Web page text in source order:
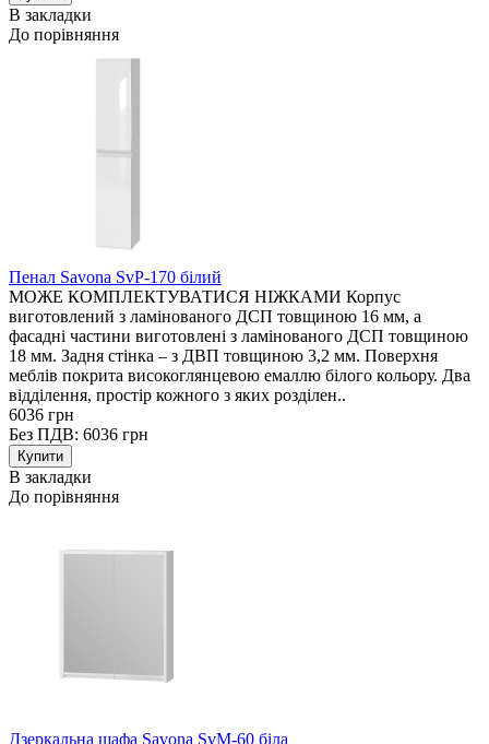
В закладки
До порівняння
Пенал Savona SvP-170 білий
МОЖЕ КОМПЛЕКТУВАТИСЯ НІЖКАМИ Корпус
виготовлений з ламінованого ДСП товщиною 16 мм, а
фасадні частини виготовлені з ламінованого ДСП товщиною
18 мм. Задня стінка – з ДВП товщиною 3,2 мм. Поверхня
меблів покрита високоглянцевою емаллю білого кольору. Два
відділення, простір кожного з яких розділен..
6036 грн
Без ПДВ: 6036 грн
В закладки
До порівняння
Дзеркальна шафа Savona SvM-60 біла